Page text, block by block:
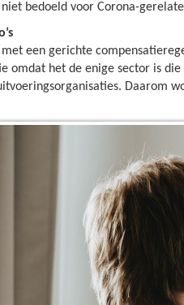
bedoeld voor Corona-
een gerichte
omdat het de enige sector is
Daarom